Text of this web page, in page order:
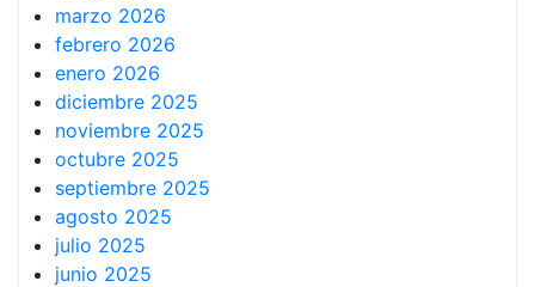
marzo 2026
febrero 2026
enero 2026
diciembre 2025
noviembre 2025
octubre 2025
septiembre 2025
agosto 2025
julio 2025
junio 2025